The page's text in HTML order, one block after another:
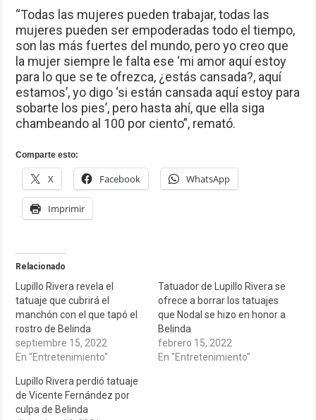
“Todas las mujeres pueden trabajar, todas las
mujeres pueden ser empoderadas todo el tiempo,
son las más fuertes del mundo, pero yo creo que
la mujer siempre le falta ese ‘mi amor aquí estoy
para lo que se te ofrezca, ¿estás cansada?, aquí
estamos’, yo digo ‘si están cansada aquí estoy para
sobarte los pies’, pero hasta ahí, que ella siga
chambeando al 100 por ciento”, remató.
Comparte esto:
X Facebook WhatsApp
Imprimir
Relacionado
Lupillo Rivera revela el
tatuaje que cubrirá el
manchón con el que tapó el
rostro de Belinda
septiembre 15, 2022
En "Entretenimiento"
Tatuador de Lupillo Rivera se
ofrece a borrar los tatuajes
que Nodal se hizo en honor a
Belinda
febrero 15, 2022
En "Entretenimiento"
Lupillo Rivera perdió tatuaje
de Vicente Fernández por
culpa de Belinda